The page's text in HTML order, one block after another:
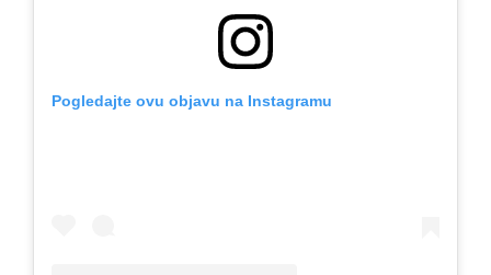
Pogledajte ovu objavu na Instagramu